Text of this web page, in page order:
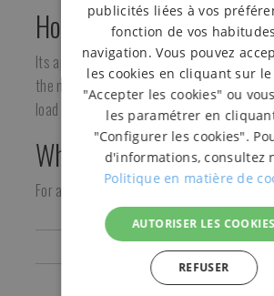
How is it used?
Its application is by baler machine. The
the machine so that it unwinds the film
load that is placed on the baler platform.
Who is it for?
For all types of companies that send loads
Share
publicités liées à vos
fonction de vos
navigation. Vous pouvez
les cookies en cliquant sur
"Accepter les cookies" ou
les paramétrer en
"Configurer les cookies".
d'informations, consultez
Politique en matière de
AUTORISER LES COOKIES
REFUSER